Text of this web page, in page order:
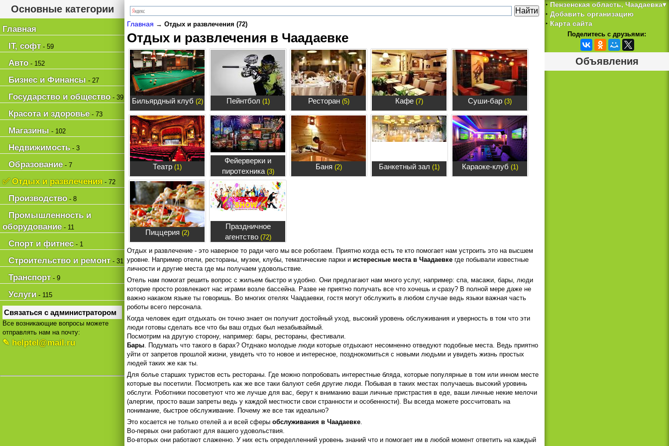
Основные категории
Главная
IT, софт- 59
Авто- 152
Бизнес и Финансы - 27
Государство и общество- 39
Красота и здоровье- 73
Магазины - 102
Недвижимость- 3
Образование- 7
✅ Отдых и развлечения - 72
Производство- 8
Промышленность и
оборудование- 11
Спорт и фитнес- 1
Строительство и ремонт- 31
Транспорт- 9
Услуги - 115
Связаться с администратором
Все возникающие вопросы можете
отправлять нам на почту:
✎ helptel@mail.ru
Главная → Отдых и развлечения (72)
Отдых и развлечения в Чаадаевке
Бильярдный клуб (2) Пейнтбол (1) Ресторан(5) Кафе (7) Суши-бар (3)
Театр (1)
Фейерверки и
пиротехника(3)
Баня (2) Банкетный зал (1) Караоке-клуб (1)
Пиццерия (2)
Праздничное
агентство(72)
Отдых и развлечение - это наверное то ради чего мы все роботаем. Приятно когда есть те кто помогает нам устроить это на высшем
уровне. Например отели, рестораны, музеи, клубы, тематические парки и истересные места в Чаадаевке где побывали известные
личности и другие места где мы получаем удовольствие.
Отель нам помогат решить вопрос с жильем быстро и удобно. Они предлагают нам много услуг, например: спа, масажи, бары, люди
которие просто розвлекают нас играми возле бассейна. Разве не приятно получать все что хочешь и сразу? В полной мере даже не
важно накаком языке ты говоришь. Во многих отелях Чаадаевки, гостя могут обслужить в любом случае ведь языки важная часть
роботы всего персонала.
Когда человек едит отдыхать он точно знает он получит достойный уход, высокий уровень обслуживания и уверность в том что эти
люди готовы сделать все что бы ваш отдых был незабываймый.
Посмотрим на другую сторону, например: бары, рестораны, фестивали.
Бары. Подумать что такого в барах? Отднако молодые люди которые отдыхают несомненно отведуют подобные места. Ведь приятно
уйти от запретов прошлой жизни, увидеть что то новое и интересное, позднокомиться с новыми людьми и увидеть жизнь простых
людей таких же как ты.
Для болье старших туристов есть рестораны. Где можно попробовать интерестные бляда, которые популярные в том или инном месте
которые вы посетили. Посмотреть как же все таки балуют себя другие люди. Побывая в таких местах получаешь высокий уровинь
обслуги. Роботники посоветуют что же лучше для вас, берут к вниманию ваши личные пристрастия в еде, ваши личные некие мелочи
(алергии, просто ваши запреты ведь у каждой местности свои странности и особенности). Вы всегда можете россчитовать на
понимание, быстрое обслуживание. Почему же все так идеально?
Это косается не только отелей а и всей сферы обслуживания в Чаадаевке.
Во-первых они работают для вашего удовольствия.
Во-вторых они работают слаженно. У них есть определленний уровень знаний что и помогает им в любой момент ответить на каждый
‣ Пензенская область, Чаадаевка▾
‣ Добавить организацию
‣ Карта сайта
Поделитесь с друзьями:
Объявления